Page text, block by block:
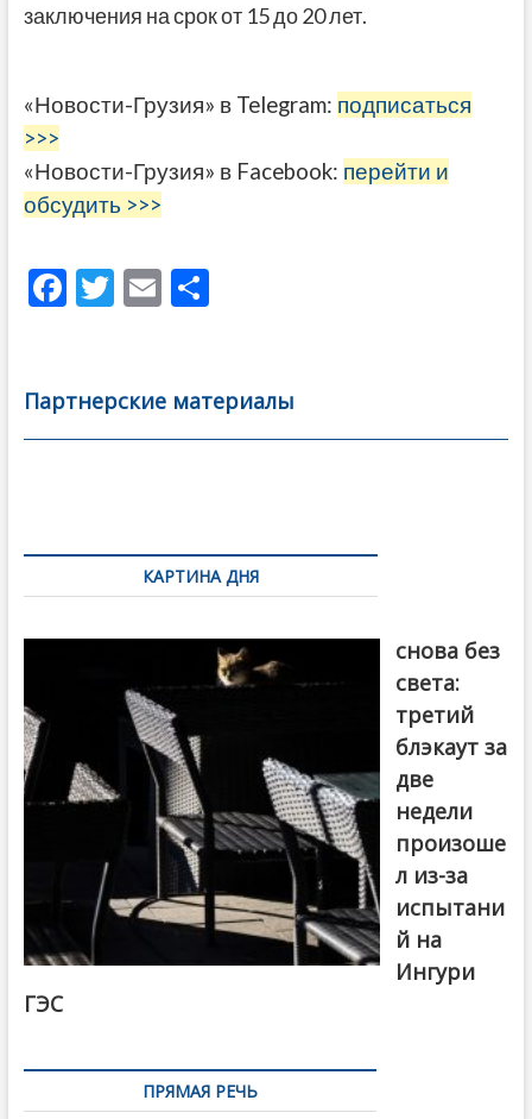
заключения на срок от 15 до 20 лет.
«Новости-Грузия» в Telegram: подписаться
>>>
«Новости-Грузия» в Facebook: перейти и
обсудить >>>
F
b
o
T
er
E
l
О
а
в
Партнерские материалы
по
записямКАРТИНА ДНЯ
снова без
света:
третий
блэкаут за
две
недели
произоше
л из-за
испытани
й на
Ингури
ГЭС
ПРЯМАЯ РЕЧЬ